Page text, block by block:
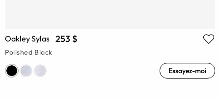
Oakley Sylas 253 $
Polished Black
Essayez-moi